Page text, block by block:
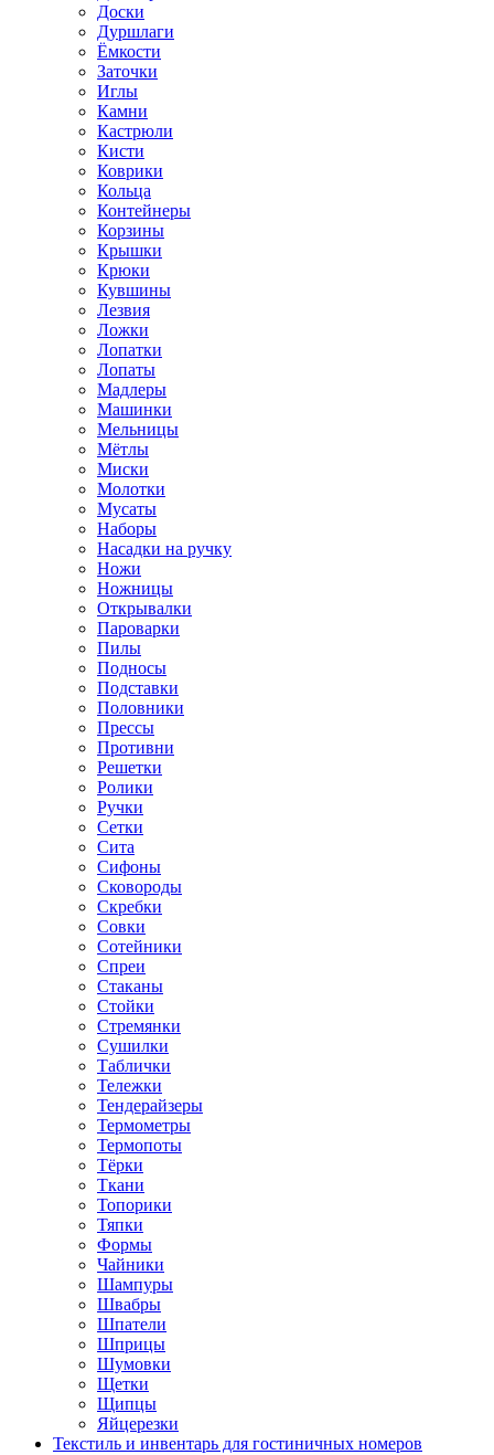
Доски
Дуршлаги
Ёмкости
Заточки
Иглы
Камни
Кастрюли
Кисти
Коврики
Кольца
Контейнеры
Корзины
Крышки
Крюки
Кувшины
Лезвия
Ложки
Лопатки
Лопаты
Мадлеры
Машинки
Мельницы
Мётлы
Миски
Молотки
Мусаты
Наборы
Насадки на ручку
Ножи
Ножницы
Открывалки
Пароварки
Пилы
Подносы
Подставки
Половники
Прессы
Противни
Решетки
Ролики
Ручки
Сетки
Сита
Сифоны
Сковороды
Скребки
Совки
Сотейники
Спреи
Стаканы
Стойки
Стремянки
Сушилки
Таблички
Тележки
Тендерайзеры
Термометры
Термопоты
Тёрки
Ткани
Топорики
Тяпки
Формы
Чайники
Шампуры
Швабры
Шпатели
Шприцы
Шумовки
Щетки
Щипцы
Яйцерезки
Текстиль и инвентарь для гостиничных номеров